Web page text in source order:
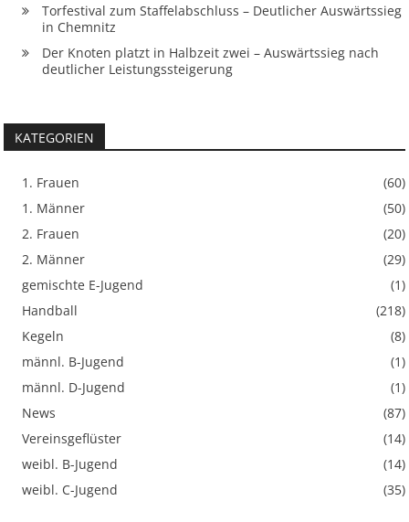
Torfestival zum Staffelabschluss – Deutlicher Auswärtssieg
in Chemnitz
Der Knoten platzt in Halbzeit zwei – Auswärtssieg nach
deutlicher Leistungssteigerung
KATEGORIEN
1. Frauen
(60)
1. Männer
(50)
2. Frauen
(20)
2. Männer
(29)
gemischte E-Jugend
(1)
Handball
(218)
Kegeln
(8)
männl. B-Jugend
(1)
männl. D-Jugend
(1)
News
(87)
Vereinsgeflüster
(14)
weibl. B-Jugend
(14)
weibl. C-Jugend
(35)